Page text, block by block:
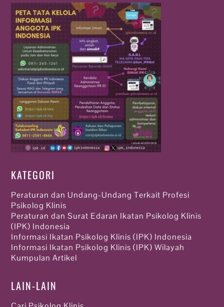
KATEGORI
Peraturan dan Undang-Undang Terkait Profesi
Psikolog Klinis
Peraturan dan Surat Edaran Ikatan Psikolog Klinis
(IPK) Indonesia
Informasi Ikatan Psikolog Klinis (IPK) Indonesia
Informasi Ikatan Psikolog Klinis (IPK) Wilayah
Kumpulan Artikel
LAIN-LAIN